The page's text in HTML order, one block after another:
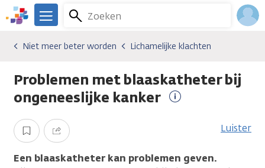
Overslaan
en
gaan
We
er
je.
Kanker.nl
Zoeken
Menu
Gevolgen van kanker
Niet meer beter worden
Lichamelijke klachten
Niet meer beter worden Lichamelijke klachten
Problemen met blaaskatheter bij
ongeneeslijke kanker
informatie
Opslaan Delen Luister
Een blaaskatheter kan problemen geven.